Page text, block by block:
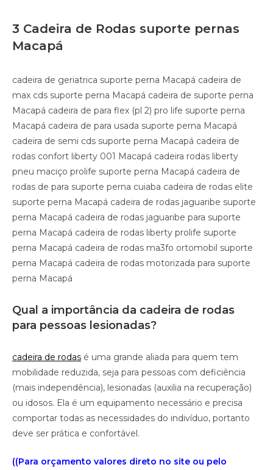
3 Cadeira de Rodas suporte pernas
Macapá
cadeira de geriatrica suporte perna Macapá cadeira de
max cds suporte perna Macapá cadeira de suporte perna
Macapá cadeira de para flex (pl 2) pro life suporte perna
Macapá cadeira de para usada suporte perna Macapá
cadeira de semi cds suporte perna Macapá cadeira de
rodas confort liberty 001 Macapá cadeira rodas liberty
pneu maciço prolife suporte perna Macapá cadeira de
rodas de para suporte perna cuiaba cadeira de rodas elite
suporte perna Macapá cadeira de rodas jaguaribe suporte
perna Macapá cadeira de rodas jaguaribe para suporte
perna Macapá cadeira de rodas liberty prolife suporte
perna Macapá cadeira de rodas ma3fo ortomobil suporte
perna Macapá cadeira de rodas motorizada para suporte
perna Macapá
Qual a importância da cadeira de rodas
para pessoas lesionadas?
cadeira de rodas é uma grande aliada para quem tem
mobilidade reduzida, seja para pessoas com deficiência
(mais independência), lesionadas (auxilia na recuperação)
ou idosos. Ela é um equipamento necessário e precisa
comportar todas as necessidades do indivíduo, portanto
deve ser prática e confortável.
((Para orçamento valores direto no site ou pelo